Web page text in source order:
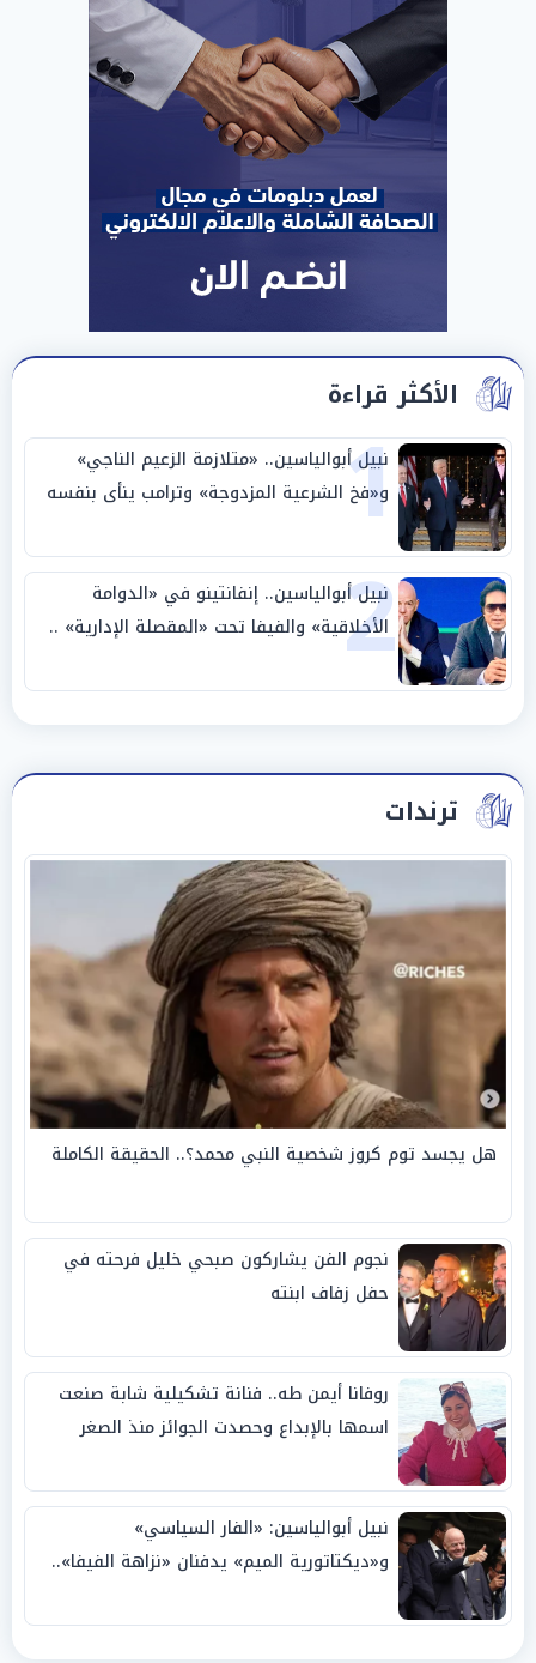
الأكثر قراءة
1
نبيل أبوالياسين.. «متلازمة الزعيم الناجي»
و«فخ الشرعية المزدوجة» وترامب ينأى بنفسه
وحليفه في «ميتم استراتيجي»
2
نبيل أبوالياسين.. إنفانتينو في «الدوامة
الأخلاقية» والفيفا تحت «المقصلة الإدارية» ..
«عبادة العرش وجنازة المصداقية»
ترندات
هل يجسد توم كروز شخصية النبي محمد؟.. الحقيقة الكاملة
نجوم الفن يشاركون صبحي خليل فرحته في
حفل زفاف ابنته
روفانا أيمن طه.. فنانة تشكيلية شابة صنعت
اسمها بالإبداع وحصدت الجوائز منذ الصغر
نبيل أبوالياسين: «الفار السياسي»
و«ديكتاتورية الميم» يدفنان «نزاهة الفيفا»..